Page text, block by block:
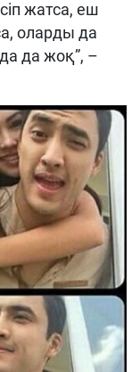
жатса, еш
оларды да
да жоқ”, –